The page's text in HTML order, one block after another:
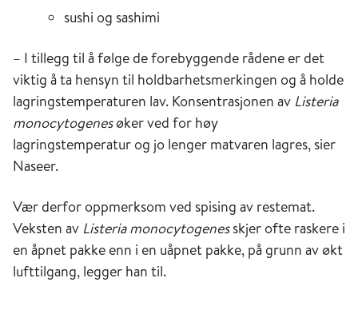
sushi og sashimi
– I tillegg til å følge de forebyggende rådene er det
viktig å ta hensyn til holdbarhetsmerkingen og å holde
lagringstemperaturen lav. Konsentrasjonen av Listeria
monocytogenesøker ved for høy
lagringstemperatur og jo lenger matvaren lagres, sier
Naseer.
Vær derfor oppmerksom ved spising av restemat.
Veksten av Listeria monocytogenesskjer ofte raskere i
en åpnet pakke enn i en uåpnet pakke, på grunn av økt
lufttilgang, legger han til.